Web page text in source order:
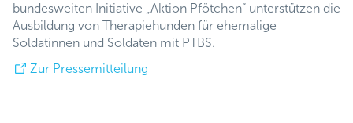
bundesweiten Initiative „Aktion Pfötchen“ unterstützen die
Ausbildung von Therapiehunden für ehemalige
Soldatinnen und Soldaten mit PTBS.
Zur Pressemitteilung